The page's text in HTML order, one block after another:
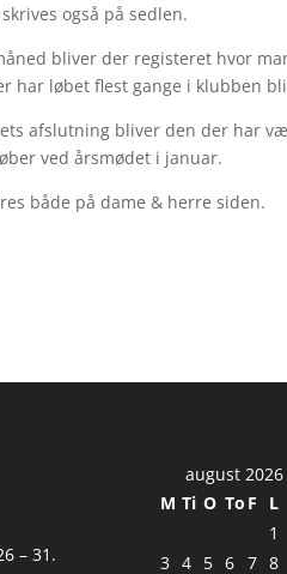
også på sedlen.
bliver der registeret hvor
har løbet flest gange i klubben
afslutning bliver den der har
ved årsmødet i januar.
både på dame & herre siden.
– 31.
august 2026
M Ti O To F L
1
3 4 5 6 7 8